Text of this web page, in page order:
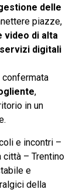
delle
piazze,
video di alta
digitali
confermata
,
in un
e incontri –
– Trentino
e
della